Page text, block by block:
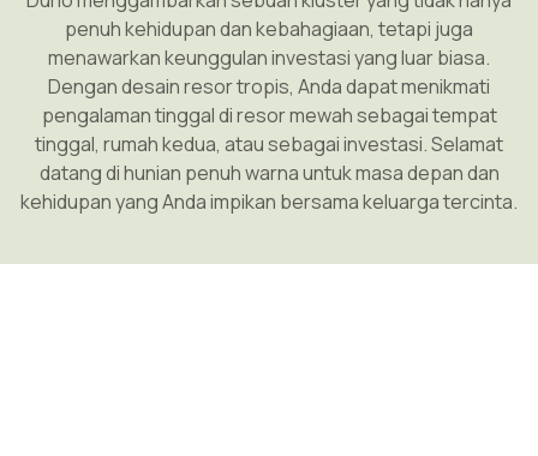
penuh kehidupan dan kebahagiaan, tetapi juga
menawarkan keunggulan investasi yang luar biasa.
Dengan desain resor tropis, Anda dapat menikmati
pengalaman tinggal di resor mewah sebagai tempat
tinggal, rumah kedua, atau sebagai investasi. Selamat
datang di hunian penuh warna untuk masa depan dan
kehidupan yang Anda impikan bersama keluarga tercinta.